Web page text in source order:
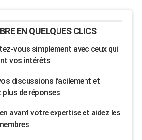
EN QUELQUES CLICS
vous simplement avec ceux qui
vos intérêts
discussions facilement et
plus de réponses
avant votre expertise et aidez les